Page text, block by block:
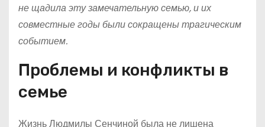
не щадила эту замечательную семью, и их
совместные годы были сокращены трагическим
событием.
Проблемы и конфликты в
семье
Жизнь Людмилы Сенчиной была не лишена